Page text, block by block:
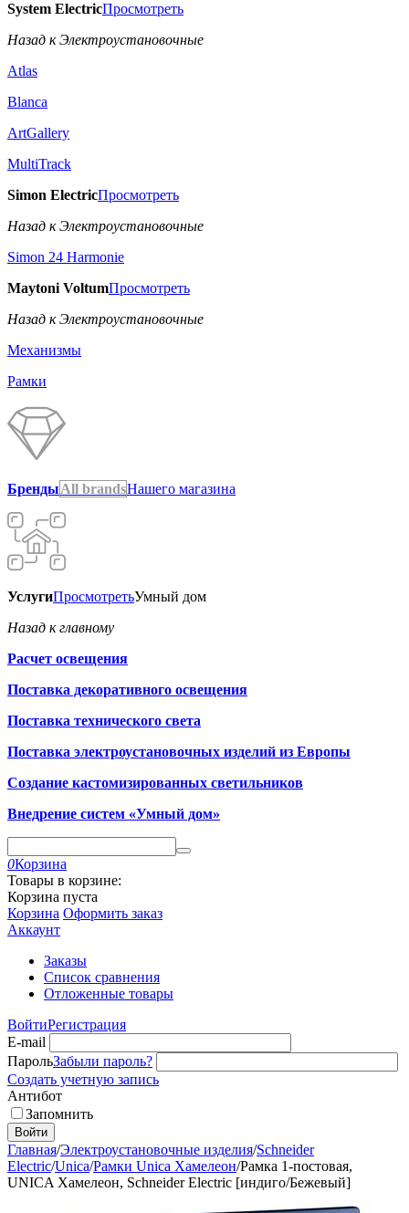
System ElectricПросмотреть
Назад к Электроустановочные
Atlas
Blanca
ArtGallery
MultiTrack
Simon ElectricПросмотреть
Назад к Электроустановочные
Simon 24 Harmonie
Maytoni VoltumПросмотреть
Назад к Электроустановочные
Механизмы
Рамки
БрендыAll brandsНашего магазина
УслугиПросмотретьУмный дом
Назад к главному
Расчет освещения
Поставка декоративного освещения
Поставка технического света
Поставка электроустановочных изделий из Европы
Создание кастомизированных светильников
Внедрение систем «Умный дом»
0Корзина
Товары в корзине:
Корзина пуста
Корзина Оформить заказ
Аккаунт
Заказы
Список сравнения
Отложенные товары
ВойтиРегистрация
E-mail
ПарольЗабыли пароль?
Создать учетную запись
Антибот
Запомнить
Войти
Главная/Электроустановочные изделия/Schneider
Electric/Unica/Рамки Unica Хамелеон/Рамка 1-постовая,
UNICA Хамелеон, Schneider Electric [индиго/Бежевый]